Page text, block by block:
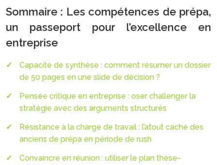
Sommaire : Les compétences de prépa,
un passeport pour l’excellence en
entreprise
Capacité de synthèse : comment résumer un dossier
de 50 pages en une slide de décision ?
Pensée critique en entreprise : oser challenger la
stratégie avec des arguments structurés
Résistance à la charge de travail : l’atout caché des
anciens de prépa en période de rush
Convaincre en réunion : utiliser le plan thèse-